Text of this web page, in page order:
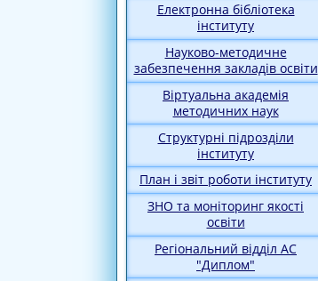
Електронна бібліотека
інституту
Науково-методичне
забезпечення закладів освіти
Віртуальна академія
методичних наук
Структурні підрозділи
інституту
План і звіт роботи інституту
ЗНО та моніторинг якості
освіти
Регіональний відділ АС
"Диплом"